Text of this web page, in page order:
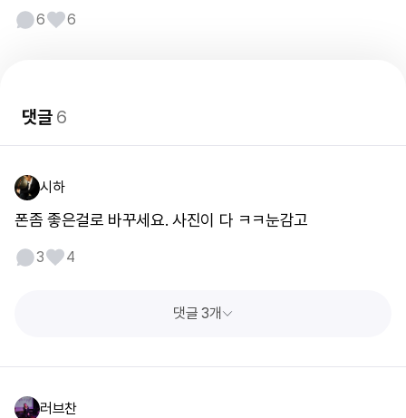
6 6
댓글6
시하
폰좀 좋은걸로 바꾸세요. 사진이 다 ㅋㅋ눈감고
3 4
댓글 3개
러브찬